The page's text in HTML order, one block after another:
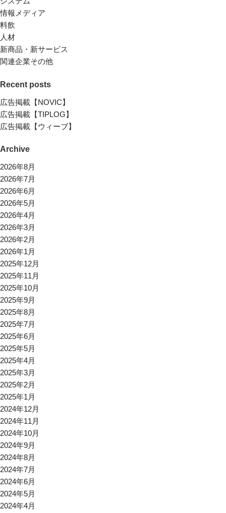
情報メディア
料飲
人材
新商品・新サービス
関連企業その他
Recent posts
広告掲載【NOVIC】
広告掲載【TIPLOG】
広告掲載【ウィーブ】
Archive
2026年8月
2026年7月
2026年6月
2026年5月
2026年4月
2026年3月
2026年2月
2026年1月
2025年12月
2025年11月
2025年10月
2025年9月
2025年8月
2025年7月
2025年6月
2025年5月
2025年4月
2025年3月
2025年2月
2025年1月
2024年12月
2024年11月
2024年10月
2024年9月
2024年8月
2024年7月
2024年6月
2024年5月
2024年4月